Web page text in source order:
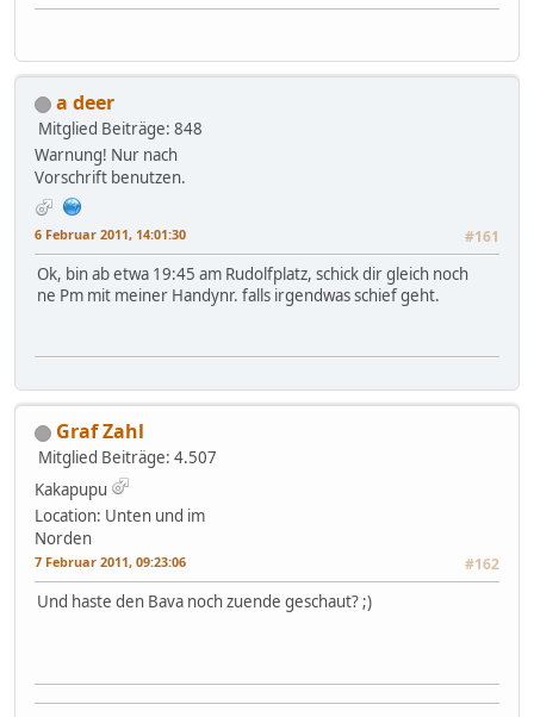
a deer
Mitglied Beiträge: 848
Warnung! Nur nach
Vorschrift benutzen.
6 Februar 2011, 14:01:30 #161
Ok, bin ab etwa 19:45 am Rudolfplatz, schick dir gleich noch
ne Pm mit meiner Handynr. falls irgendwas schief geht.
Graf Zahl
Mitglied Beiträge: 4.507
Kakapupu
Location: Unten und im
Norden
7 Februar 2011, 09:23:06 #162
Und haste den Bava noch zuende geschaut? ;)